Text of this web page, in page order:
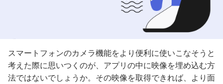
スマートフォンのカメラ機能をより便利に使いこなそうと
考えた際に思いつくのが、アプリの中に映像を埋め込む方
法ではないでしょうか。その映像を取得できれば、より面